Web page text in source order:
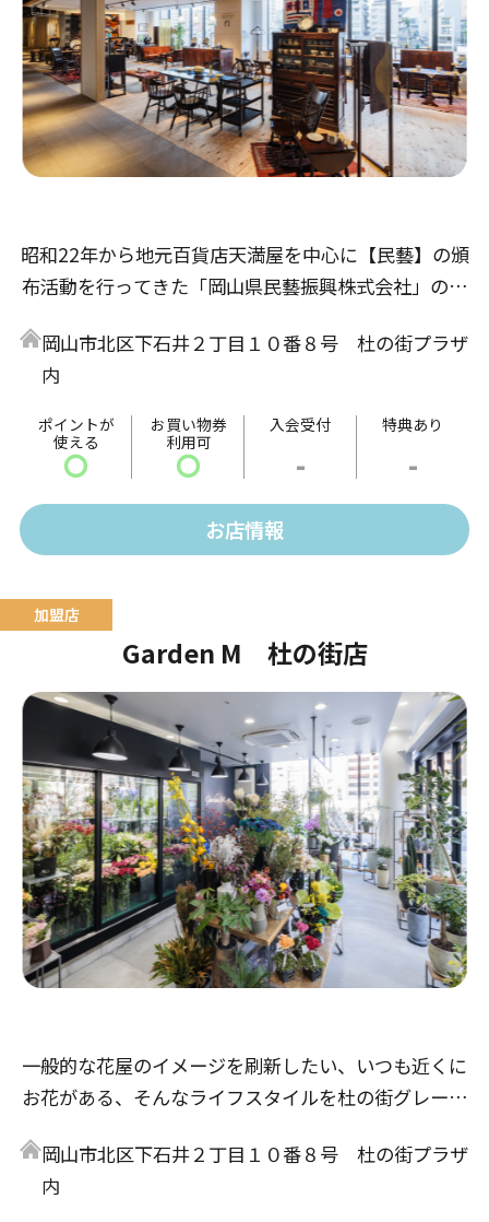
昭和22年から地元百貨店天満屋を中心に【民藝】の頒
布活動を行ってきた「岡山県民藝振興株式会社」の直
続けられた民藝品には、大量生産されモノにはないあ
たたかみや味わい、そして伝統や文化による奥深さが
感じられます。 日常生活を豊かに彩る、手仕事の魅力
をご堪能ください。
岡山市北区下石井２丁目１０番８号 杜の街プラザ
内
ポイントが
使える
〇
お買い物券
利用可
〇
入会受付
-
特典あり
-
お店情報
Garden M 杜の街店
一般的な花屋のイメージを刷新したい、いつも近くに
お花がある、そんなライフスタイルを杜の街グレース
指すこの街と共に、Garden Mも新たなステージに挑
岡山市北区下石井２丁目１０番８号 杜の街プラザ
内